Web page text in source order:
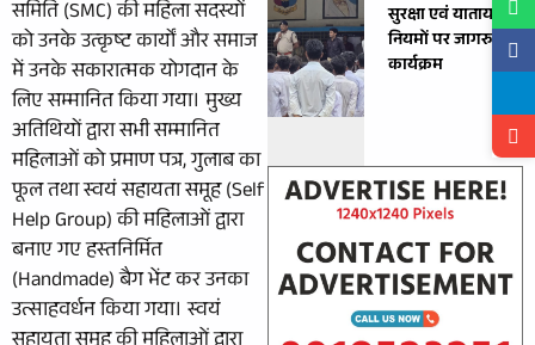
समिति (SMC) की महिला सदस्यों
को उनके उत्कृष्ट कार्यों और समाज
में उनके सकारात्मक योगदान के
लिए सम्मानित किया गया। मुख्य
अतिथियों द्वारा सभी सम्मानित
महिलाओं को प्रमाण पत्र, गुलाब का
फूल तथा स्वयं सहायता समूह (Self
Help Group) की महिलाओं द्वारा
बनाए गए हस्तनिर्मित
(Handmade) बैग भेंट कर उनका
उत्साहवर्धन किया गया। स्वयं
सुरक्षा एवं यातायात
नियमों पर जागरुकता
कार्यक्रम